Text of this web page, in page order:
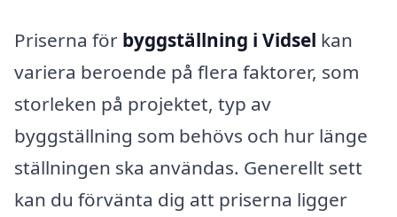
Priserna för byggställning i Vidsel kan
variera beroende på flera faktorer, som
storleken på projektet, typ av
byggställning som behövs och hur länge
ställningen ska användas. Generellt sett
kan du förvänta dig att priserna ligger